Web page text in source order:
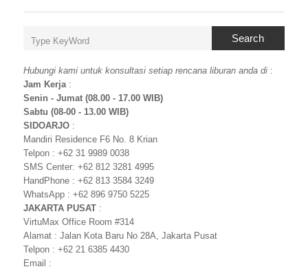
Search
Hubungi kami untuk konsultasi setiap rencana liburan anda di :
Jam Kerja:
Senin - Jumat (08.00 - 17.00 WIB)
Sabtu (08-00 - 13.00 WIB)
SIDOARJO :
Mandiri Residence F6 No. 8 Krian
Telpon : +62 31 9989 0038
SMS Center: +62 812 3281 4995
HandPhone : +62 813 3584 3249
WhatsApp : +62 896 9750 5225
JAKARTA PUSAT :
VirtuMax Office Room #314
Alamat : Jalan Kota Baru No 28A, Jakarta Pusat
Telpon : +62 21 6385 4430
Email :